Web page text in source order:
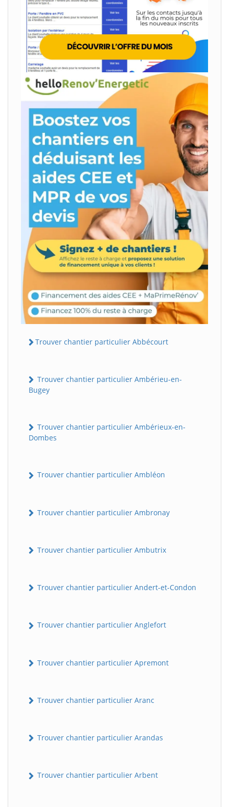
Trouver chantier particulier Abbécourt
Trouver chantier particulier Ambérieu-en-
Bugey
Trouver chantier particulier Ambérieux-en-
Dombes
Trouver chantier particulier Ambléon
Trouver chantier particulier Ambronay
Trouver chantier particulier Ambutrix
Trouver chantier particulier Andert-et-Condon
Trouver chantier particulier Anglefort
Trouver chantier particulier Apremont
Trouver chantier particulier Aranc
Trouver chantier particulier Arandas
Trouver chantier particulier Arbent